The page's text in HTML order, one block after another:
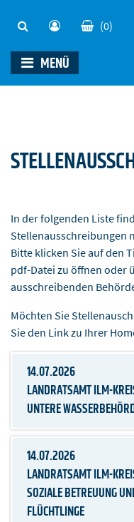
(0)
MENÜ
In der folgenden Liste
Stellenausschreibungen
Bitte klicken Sie auf den
pdf-Datei zu öffnen oder
ausschreibenden
Möchten Sie
Sie den Link zu Ihrer
14.07.2026
LANDRATSAMT ILM-
UNTERE
14.07.2026
LANDRATSAMT ILM-
SOZIALE BETREUUNG
FLÜCHTLINGE